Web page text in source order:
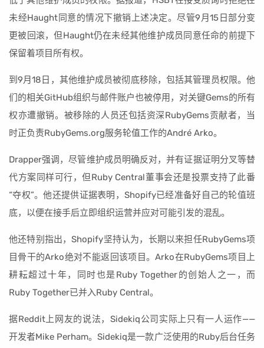
未经Haught同意的情况下撤销上述决定。尽管9月15日部分变
更被回滚，但Haught仍在未经其他维护成员同意任命的前提下
保留着项目所有权。
到9月18日，其他维护成员被彻底移除，包括其管理员权限。他
们的相关GitHub组织与邮件账户也被停用，对关键Gems的所有
权亦遭撤销。被移除的人员还包括资深RubyGems贡献者，当
时正负责RubyGems.org服务轮值工作的André Arko。
Drapper强调，尽管维护成员明确反对，并有证据证明分叉等替
代方案同样可行，但Ruby Central董事会还是投票支持了此番
“夺权”。他还提供证据表明，Shopify已经准备好自己的轮值班
底，以便在接手后立即组织运营并应对可能引发的混乱。
他还特别指出，Shopify坚持认为，长期以来担任RubyGems项
目骨干的Arko绝对不能返回该项目。Arko在RubyGems项目上
耕耘超过十年，同时也是Ruby Together的创始人之一，而
Ruby Together已并入Ruby Central。
据Reddit上网友的说法，Sidekiq公司实际上只有一人运作——
开发者Mike Perham。Sidekiq是一款广泛使用的Ruby后台任务